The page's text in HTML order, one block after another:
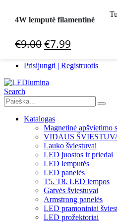
Prisijungti | Registruotis
Prisijungti | Registruotis
Search
Katalogas
Magnetinė apšvietimo
VIDAUS
Lauko šviestuvai
LED juostos ir priedai
LED lemputės
LED panelės
T5. T8. LED lempos
Gatvės šviestuvai
Armstrong panelės
LED pramoniniai
LED prožektoriai
4W lemputė filamentinė
€9.00Original
was:
€9.00.
€7.99
is: